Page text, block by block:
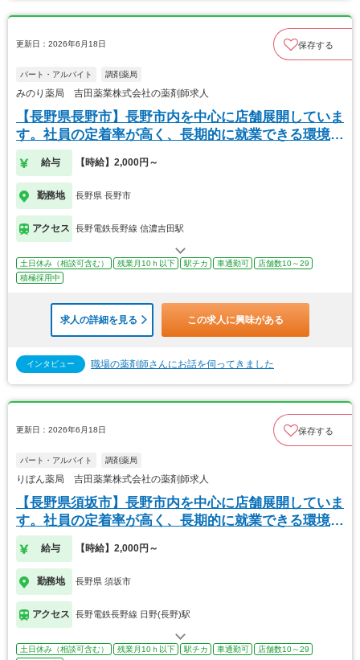
更新日：2026年6月18日 保存する
パート・アルバイト 調剤薬局
みのり薬局 吉田薬業株式会社の薬剤師求人
【長野県長野市】長野市内を中心に店舗展開していま
す。社員の定着率が高く、長期的に就業できる環境が
あり
給与 【時給】2,000円～
勤務地 長野県 長野市
アクセス 長野電鉄長野線 信濃吉田駅
土日休み（相談可含む） 残業月10ｈ以下 駅チカ 車通勤可
店舗数10～29
積極採用中
求人の詳細を見る この求人に興味がある
インタビュー 職場の薬剤師さんにお話を伺ってきました
更新日：2026年6月18日 保存する
パート・アルバイト 調剤薬局
りぼん薬局 吉田薬業株式会社の薬剤師求人
【長野県須坂市】長野市内を中心に店舗展開していま
す。社員の定着率が高く、長期的に就業できる環境が
あり
給与 【時給】2,000円～
勤務地 長野県 須坂市
アクセス 長野電鉄長野線 日野(長野)駅
土日休み（相談可含む） 残業月10ｈ以下 駅チカ 車通勤可
店舗数10～29